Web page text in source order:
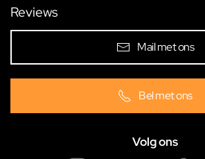
Reviews
Mail met ons
Bel met ons
Volg ons